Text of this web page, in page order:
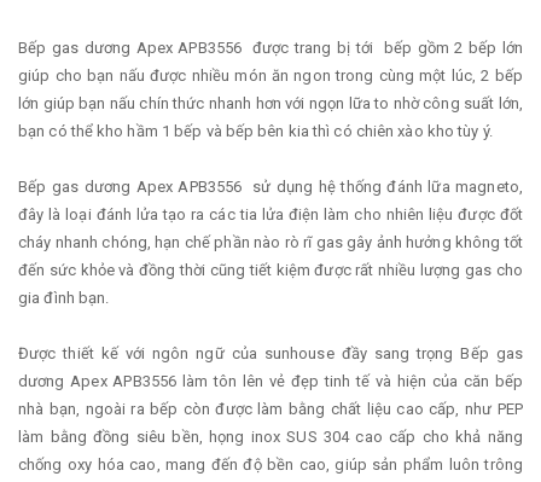
Bếp gas dương Apex APB3556 được trang bị tới bếp gồm 2 bếp lớn
giúp cho bạn nấu được nhiều món ăn ngon trong cùng một lúc, 2 bếp
lớn giúp bạn nấu chín thức nhanh hơn với ngọn lữa to nhờ công suất lớn,
bạn có thể kho hầm 1 bếp và bếp bên kia thì có chiên xào kho tùy ý.
Bếp gas dương Apex APB3556 sử dụng hệ thống đánh lữa magneto,
đây là loại đánh lửa tạo ra các tia lửa điện làm cho nhiên liệu được đốt
cháy nhanh chóng, hạn chế phần nào rò rĩ gas gây ảnh hưởng không tốt
đến sức khỏe và đồng thời cũng tiết kiệm được rất nhiều lượng gas cho
gia đình bạn.
Được thiết kế với ngôn ngữ của sunhouse đầy sang trọng Bếp gas
dương Apex APB3556 làm tôn lên vẻ đẹp tinh tế và hiện của căn bếp
nhà bạn, ngoài ra bếp còn được làm bằng chất liệu cao cấp, như PEP
làm bằng đồng siêu bền, họng inox SUS 304 cao cấp cho khả năng
chống oxy hóa cao, mang đến độ bền cao, giúp sản phẩm luôn trông